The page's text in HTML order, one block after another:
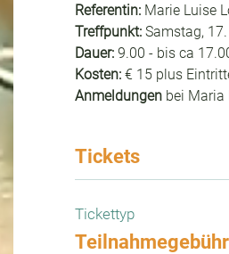
Referentin: Marie Luise
Treffpunkt: Samstag,
Dauer: 9.00 - bis ca
Kosten: € 15 plus
Anmeldungen bei Maria
Tickets
Tickettyp
Teilnahmegebühr